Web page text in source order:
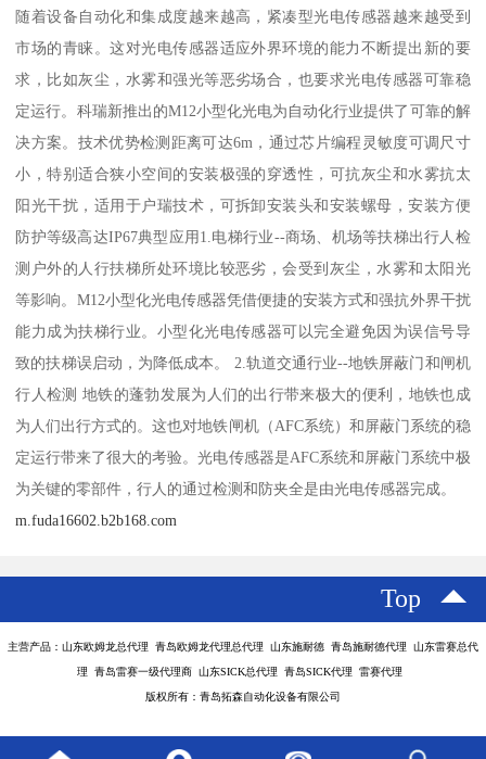
随着设备自动化和集成度越来越高，紧凑型光电传感器越来越受到
市场的青睐。这对光电传感器适应外界环境的能力不断提出新的要
求，比如灰尘，水雾和强光等恶劣场合，也要求光电传感器可靠稳
定运行。科瑞新推出的M12小型化光电为自动化行业提供了可靠的解
决方案。技术优势检测距离可达6m，通过芯片编程灵敏度可调尺寸
小，特别适合狭小空间的安装极强的穿透性，可抗灰尘和水雾抗太
阳光干扰，适用于户瑞技术，可拆卸安装头和安装螺母，安装方便
防护等级高达IP67典型应用1.电梯行业--商场、机场等扶梯出行人检
测户外的人行扶梯所处环境比较恶劣，会受到灰尘，水雾和太阳光
等影响。M12小型化光电传感器凭借便捷的安装方式和强抗外界干扰
能力成为扶梯行业。小型化光电传感器可以完全避免因为误信号导
致的扶梯误启动，为降低成本。 2.轨道交通行业--地铁屏蔽门和闸机
行人检测 地铁的蓬勃发展为人们的出行带来极大的便利，地铁也成
为人们出行方式的。这也对地铁闸机（AFC系统）和屏蔽门系统的稳
定运行带来了很大的考验。光电传感器是AFC系统和屏蔽门系统中极
为关键的零部件，行人的通过检测和防夹全是由光电传感器完成。
m.fuda16602.b2b168.com
Top
主营产品：山东欧姆龙总代理 青岛欧姆龙代理总代理 山东施耐德 青岛施耐德代理 山东雷赛总代
理 青岛雷赛一级代理商 山东SICK总代理 青岛SICK代理 雷赛代理
版权所有：青岛拓森自动化设备有限公司